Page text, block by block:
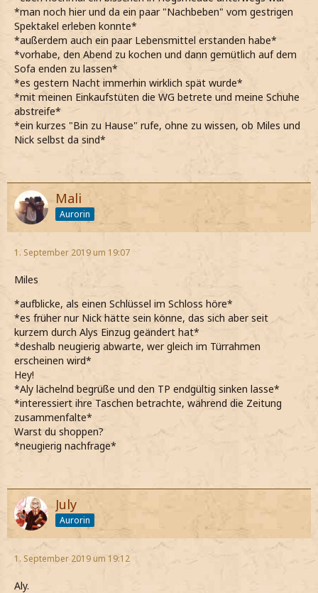
*man noch hier und da ein paar "Nachbeben" vom gestrigen
Spektakel erleben konnte*
*außerdem auch ein paar Lebensmittel erstanden habe*
*vorhabe, den Abend zu kochen und dann gemütlich auf dem
Sofa enden zu lassen*
*es gestern Nacht immerhin wirklich spät wurde*
*mit meinen Einkaufstüten die WG betrete und meine Schuhe
abstreife*
*ein kurzes "Bin zu Hause" rufe, ohne zu wissen, ob Miles und
Nick selbst da sind*
Mali
Aurorin
1. September 2019 um 19:07
Miles
*aufblicke, als einen Schlüssel im Schloss höre*
*es früher nur Nick hätte sein könne, das sich aber seit
kurzem durch Alys Einzug geändert hat*
*deshalb neugierig abwarte, wer gleich im Türrahmen
erscheinen wird*
Hey!
*Aly lächelnd begrüße und den TP endgültig sinken lasse*
*interessiert ihre Taschen betrachte, während die Zeitung
zusammenfalte*
Warst du shoppen?
*neugierig nachfrage*
July
Aurorin
1. September 2019 um 19:12
Aly.